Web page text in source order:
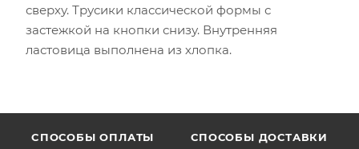
сверху. Трусики классической формы с
застежкой на кнопки снизу. Внутренняя
ластовица выполнена из хлопка.
CПОСОБЫ ОПЛАТЫ СПОСОБЫ ДОСТАВКИ